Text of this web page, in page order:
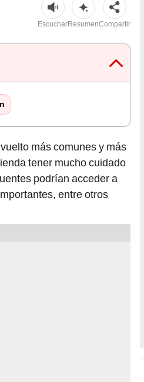
EscucharResumenCompartir
más comunes y más
tener mucho cuidado
podrían acceder a
entre otros